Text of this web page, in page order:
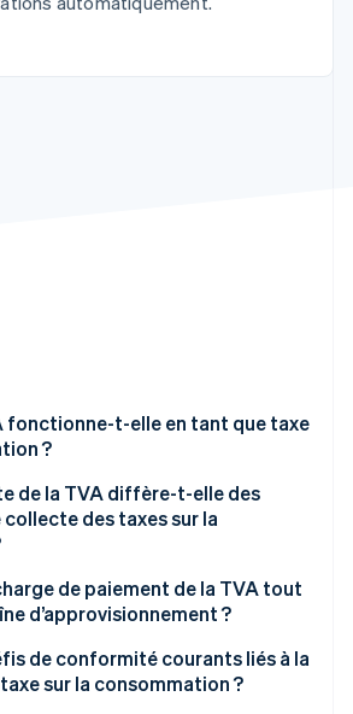
évolutions
2026
Stripe construit l’infrastructure
en ligne
fonctionne-t-elle en tant que taxe
?
de la TVA diffère-t-elle des
des taxes sur la
de paiement de la TVA tout
d’approvisionnement ?
de conformité courants liés à la
sur la consommation ?